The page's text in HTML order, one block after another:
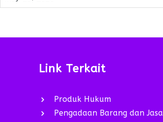
Link Terkait
Produk Hukum
Pengadaan Barang dan Jasa